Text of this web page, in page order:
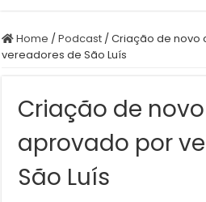
Home /Podcast /Criação de novo
vereadores de São Luís
Criação de
aprovado por
São Luís